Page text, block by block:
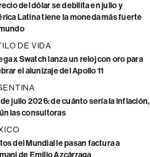
del dólar se debilita en julio y
Latina tiene la moneda más fuerte
DE VIDA
x Swatch lanza un reloj con oro para
el alunizaje del Apollo 11
julio 2026: de cuánto sería la inflación,
las consultoras
del Mundial le pasan factura a
de Emilio Azcárraga